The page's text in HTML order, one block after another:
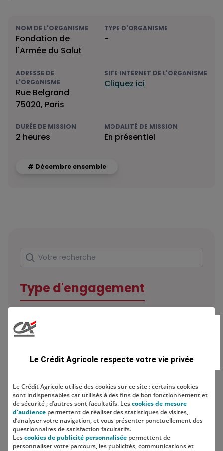
NOM DE L'ORGANISME
Fondation de
l'Armée du Salut
TYPE D'ORGANISME
-
ADRESSE DE
L'ORGANISME
Rue Belgrand
75020, Paris
SITE INTERNET DE L'ORGANISME
Cliquez ici
DURÉE DE MISSION
2 heures
MODALITÉ DE MISSION
En présentiel
# Décembre ensemble
Rechercher
Votre recherche
Type d'engagement
Localisation
Le Crédit Agricole respecte votre vie privée
Le Crédit Agricole utilise des cookies sur ce site : certains cookies
sont indispensables car utilisés à des fins de bon fonctionnement et
de sécurité ; d’autres sont facultatifs. Lescookies de mesure
d'audience permettent de réaliser des statistiques de visites,
d’analyser votre navigation, et vous présenter ponctuellement des
questionnaires de satisfaction facultatifs.
Lescookies de publicité personnalisée permettent de
personnaliser votre parcours, les publicités, communications et